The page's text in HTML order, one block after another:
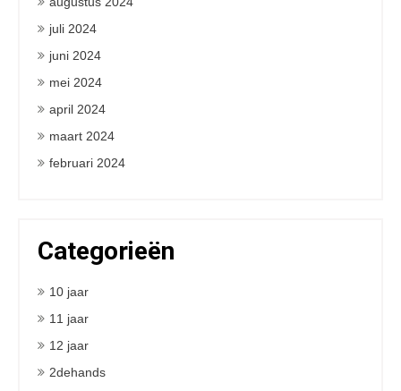
juli 2024
juni 2024
mei 2024
april 2024
maart 2024
februari 2024
Categorieën
10 jaar
11 jaar
12 jaar
2dehands